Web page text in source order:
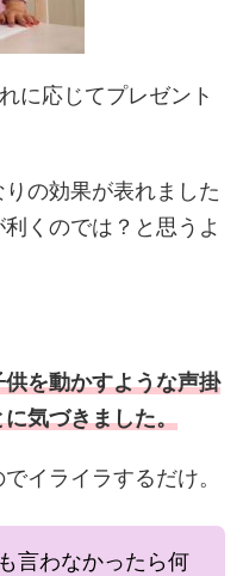
に応じてプレゼント
の効果が表れました
くのでは？と思うよ
を動かすような声掛
気づきました。
イライラするだけ。
言わなかったら何